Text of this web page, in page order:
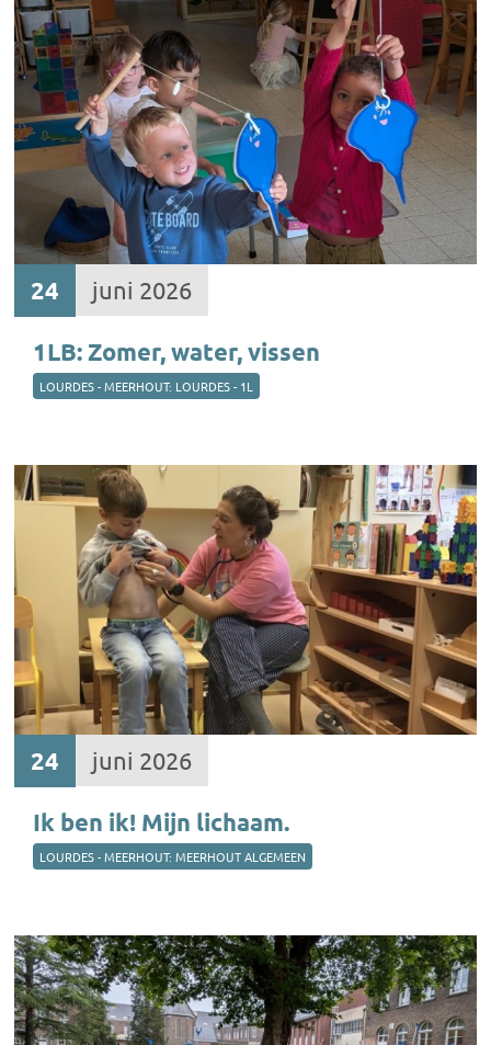
24 juni 2026
1LB: Zomer, water, vissen
LOURDES - MEERHOUT: LOURDES - 1L
24 juni 2026
Ik ben ik! Mijn lichaam.
LOURDES - MEERHOUT: MEERHOUT ALGEMEEN